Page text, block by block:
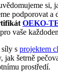
si,
podporovat a
OEKO-
vaše
síly s projektem
jak šetrně
prostředí.